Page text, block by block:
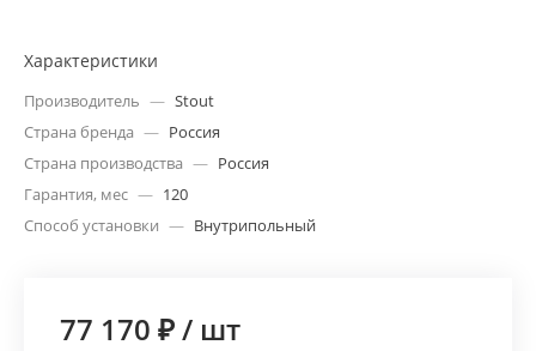
Характеристики
Производитель — Stout
Страна бренда — Россия
Страна производства — Россия
Гарантия, мес — 120
Способ установки — Внутрипольный
77 170 ₽/ шт